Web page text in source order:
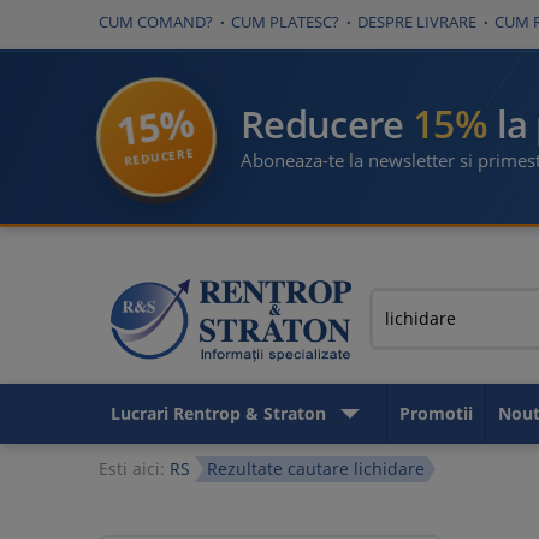
CUM COMAND? CUM PLATESC? DESPRE LIVRARE CUM
15%
REDUCERE
Reducere 15%
Aboneaza-te la newsletter si
Lucrari Rentrop & Straton Promotii
Esti aici: RS Rezultate cautare lichidare